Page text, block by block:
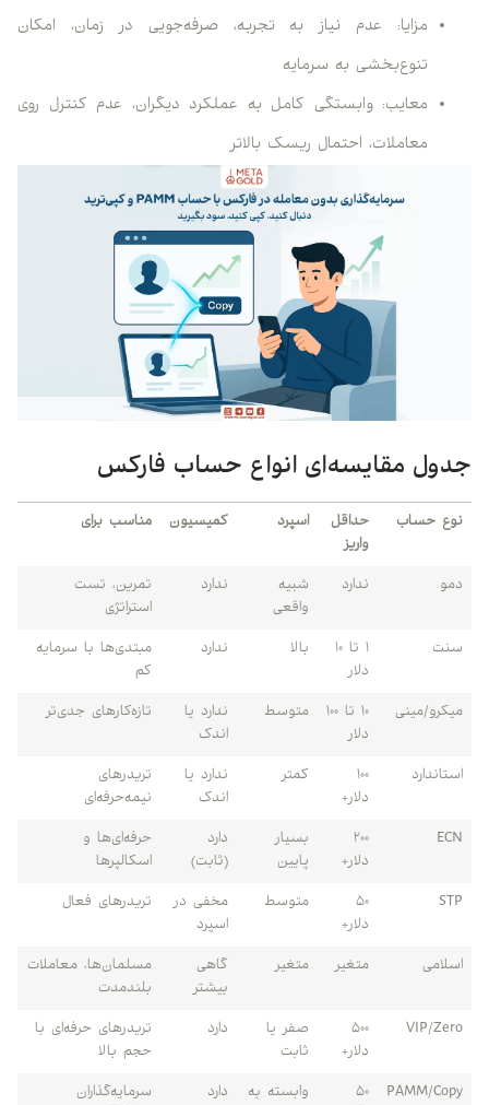
مزایا: عدم نیاز به تجربه، صرفه‌جویی در زمان، امکان
تنوع‌بخشی به سرمایه
معایب: وابستگی کامل به عملکرد دیگران، عدم کنترل روی
معاملات، احتمال ریسک بالاتر
جدول مقایسه‌ای انواع حساب فارکس
نوع حساب
حداقل
واریز
اسپرد کمیسیون مناسب برای
دمو ندارد
شبیه
واقعی
ندارد
تمرین، تست
استراتژی
سنت
۱ تا ۱۰
دلار
بالا ندارد
مبتدی‌ها با سرمایه
کم
میکرو/مینی
۱۰ تا ۱۰۰
دلار
متوسط
ندارد یا
اندک
تازه‌کارهای جدی‌تر
استاندارد
۱۰۰
دلار+
کمتر
ندارد یا
اندک
تریدرهای
نیمه‌حرفه‌ای
ECN
۲۰۰
دلار+
بسیار
پایین
دارد
(ثابت)
حرفه‌ای‌ها و
اسکالپرها
STP
۵۰
دلار+
متوسط
مخفی در
اسپرد
تریدرهای فعال
اسلامی متغیر متغیر
گاهی
بیشتر
مسلمان‌ها، معاملات
بلندمدت
VIP/Zero
۵۰۰
دلار+
صفر یا
ثابت
دارد
تریدرهای حرفه‌ای با
حجم بالا
PAMM/Copy
۵۰
وابسته به
دارد
سرمایه‌گذاران